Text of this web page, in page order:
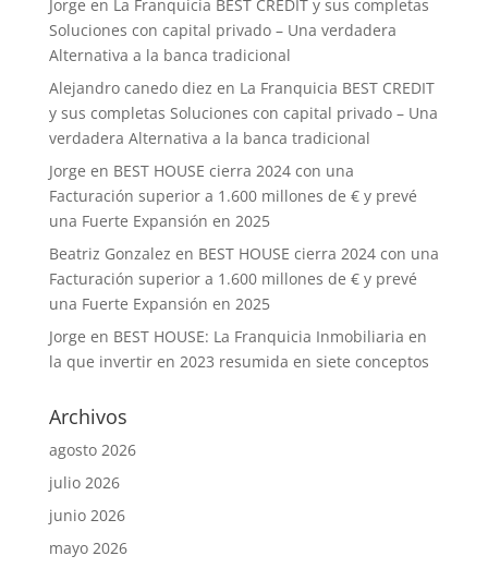
Jorge en La Franquicia BEST CREDIT y sus completas
Soluciones con capital privado – Una verdadera
Alternativa a la banca tradicional
Alejandro canedo diez en La Franquicia BEST CREDIT
y sus completas Soluciones con capital privado – Una
verdadera Alternativa a la banca tradicional
Jorge en BEST HOUSE cierra 2024 con una
Facturación superior a 1.600 millones de € y prevé
una Fuerte Expansión en 2025
Beatriz Gonzalez en BEST HOUSE cierra 2024 con una
Facturación superior a 1.600 millones de € y prevé
una Fuerte Expansión en 2025
Jorge en BEST HOUSE: La Franquicia Inmobiliaria en
la que invertir en 2023 resumida en siete conceptos
Archivos
agosto 2026
julio 2026
junio 2026
mayo 2026